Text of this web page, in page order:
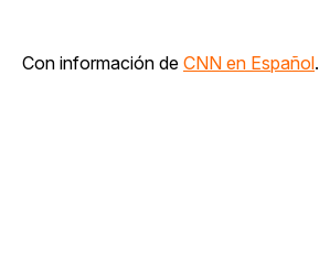
Con información de CNN en Español.